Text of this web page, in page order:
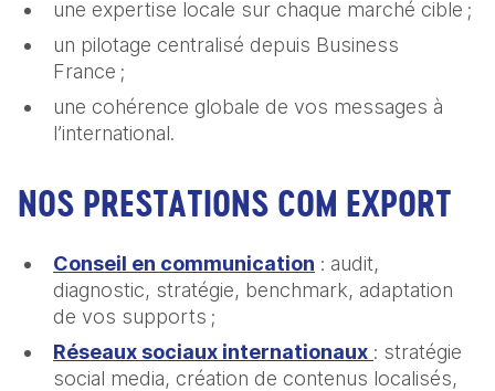
une expertise locale sur chaque marché cible ;
un pilotage centralisé depuis Business
France ;
une cohérence globale de vos messages à
l’international.
NOS PRESTATIONS COM EXPORT
Conseil en communication : audit,
diagnostic, stratégie, benchmark, adaptation
de vos supports ;
Réseaux sociaux internationaux : stratégie
social media, création de contenus localisés,